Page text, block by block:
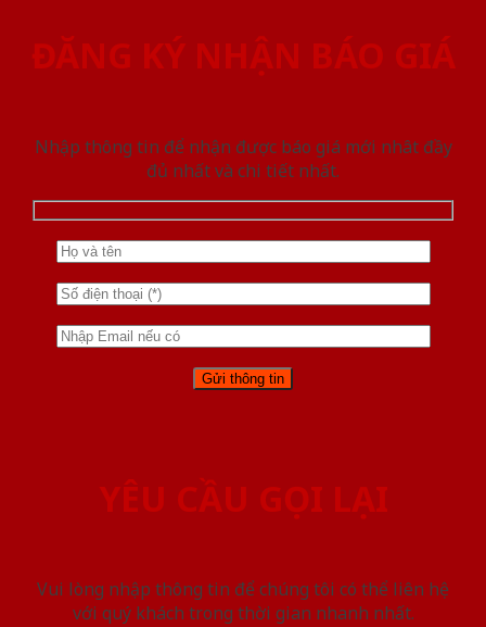
ĐĂNG KÝ NHẬN BÁO GIÁ
Nhập thông tin để nhận được báo giá mới nhât đầy
đủ nhất và chi tiết nhất.
YÊU CẦU GỌI LẠI
Vui lòng nhập thông tin để chúng tôi có thể liên hệ
với quý khách trong thời gian nhanh nhất.